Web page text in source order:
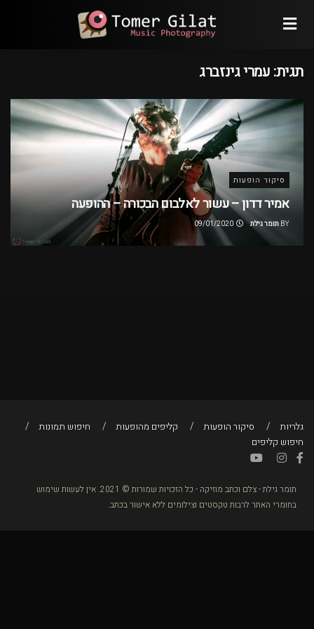
תגית: עמרי גינזברג
סיקור הופעות
אמיר דדון – עשור לאלבום הבכורה – ההופעה
BY תומר גילת
גלריות סיקור הופעות קליפים מהופעות
חיפוש תמונות
חיפוש קליפים
תומר גילת - צלם וכתב מוזיקה - כל הזכויות שמורות © 2021. אין לעשות שימוש
בחומרי האתר לרבות טקסטים וצילומים ללא אישור בכתב.